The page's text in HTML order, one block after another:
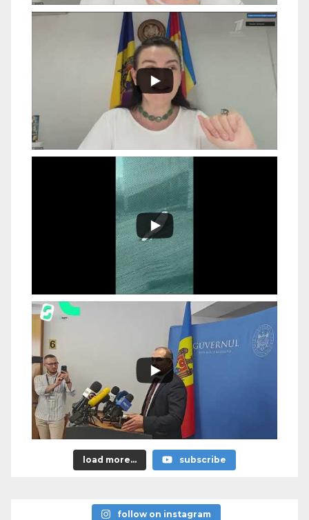
load more... subscribe
follow on instagram